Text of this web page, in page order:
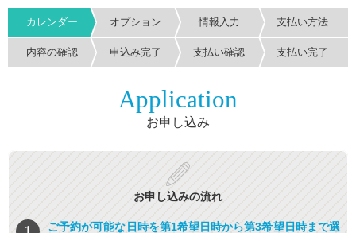
カレンダー オプション 情報入力 支払い方法
内容の確認 申込み完了 支払い確認 支払い完了
Application
お申し込み
お申し込みの流れ
ご予約が可能な日時を第1希望日時から第3希望日時まで選